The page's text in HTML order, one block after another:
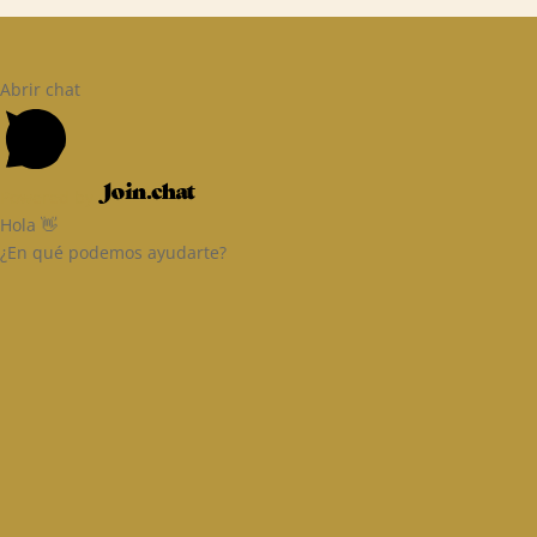
Abrir chat
Hola 👋
¿En qué podemos ayudarte?